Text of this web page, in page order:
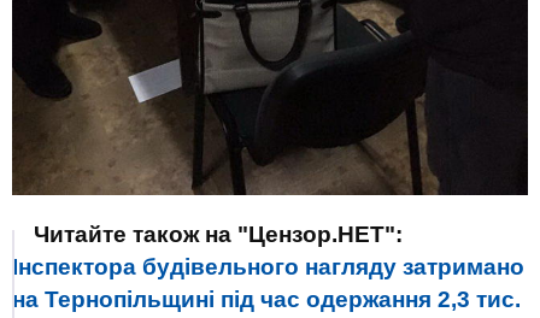
Читайте також на "Цензор.НЕТ":
Інспектора будівельного нагляду затримано
на Тернопільщині під час одержання 2,3 тис.